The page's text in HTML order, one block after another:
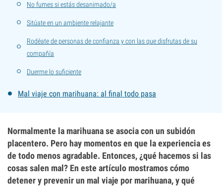
No fumes si estás desanimado/a
Sitúate en un ambiente relajante
Rodéate de personas de confianza y con las que disfrutas de su
compañía
Duerme lo suficiente
Mal viaje con marihuana: al final todo pasa
Normalmente la marihuana se asocia con un subidón
placentero. Pero hay momentos en que la experiencia es
de todo menos agradable. Entonces, ¿qué hacemos si las
cosas salen mal? En este artículo mostramos cómo
detener y prevenir un mal viaje por marihuana, y qué